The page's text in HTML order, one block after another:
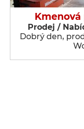
Prodej /
Dobrý den,